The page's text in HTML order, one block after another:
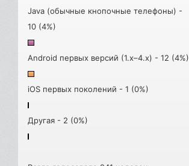
Java (обычные кнопочные телефоны) -
10 (4%)
Android первых версий (1.x–4.x) - 12 (4%)
iOS первых поколений - 1 (0%)
Другая - 2 (0%)